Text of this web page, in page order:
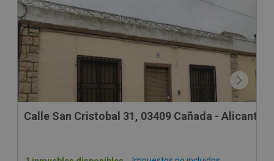
Calle San Cristobal 31, 03409 Cañada - Alicante